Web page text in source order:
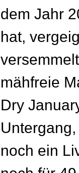
dem Jahr
hat,
mähfreie
Dry
noch ein